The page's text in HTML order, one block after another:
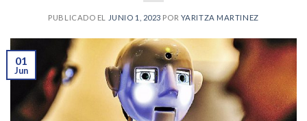
PUBLICADO EL JUNIO 1, 2023 POR YARITZA MARTINEZ
01
Jun